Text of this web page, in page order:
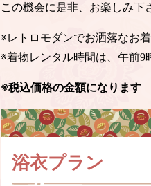
この機会に是非、お楽しみ下
※レトロモダンでお洒落なお
※着物レンタル時間は、午前9
※税込価格の金額になります
浴衣プラン